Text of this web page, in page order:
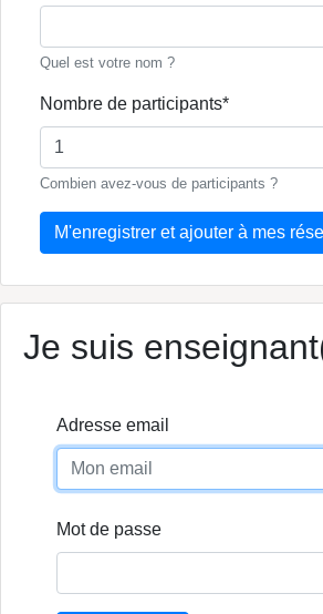
Quel est votre nom ?
Nombre de participants*
Combien avez-vous de participants ?
M'enregistrer et ajouter à mes
Je suis
Adresse email
Mot de passe